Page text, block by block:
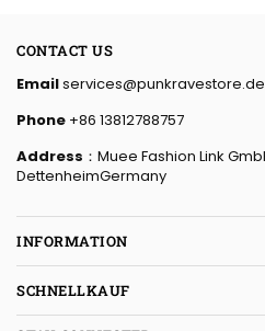
CONTACT US
Emailservices@punkravestore.de
Phone +86 13812788757
Address ：Muee Fashion Link
DettenheimGermany
INFORMATION
SCHNELLKAUF